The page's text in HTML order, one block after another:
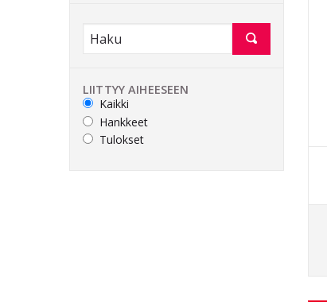
LIITTYY AIHEESEEN
Kaikki
Hankkeet
Tulokset